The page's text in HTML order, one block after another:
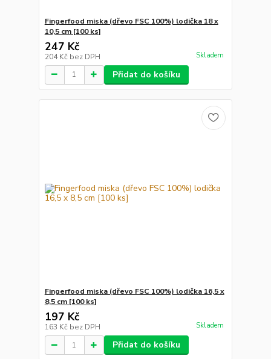
Fingerfood miska (dřevo FSC 100%) lodička 18 x
10,5 cm [100 ks]
247 Kč
204 Kč bez DPH Skladem
Přidat do košíku
Fingerfood miska (dřevo FSC 100%) lodička 16,5 x
8,5 cm [100 ks]
197 Kč
163 Kč bez DPH Skladem
Přidat do košíku